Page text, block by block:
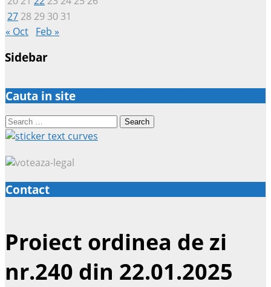
27 28 29 30 31
« Oct Feb »
Sidebar
Cauta in site
Search
for:
Contact
Proiect ordinea de zi
nr.240 din 22.01.2025